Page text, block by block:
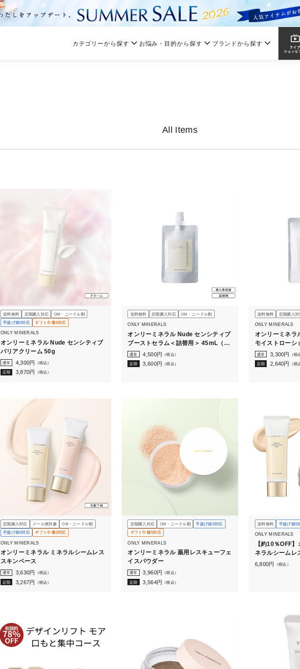
カテゴリーから探す お悩み・目的から探す ブランドから探す
All Items
送料無料 定期購入対応
OM・ニードル割
手提げ袋S対応
ギフト巾着S対応
ONLY MINERALS
オンリーミネラル Nude センシティブ
バリアクリーム 50g
通常 4,300円
（税込）
定期
3,870円 （税込）
送料無料 定期購入対応 OM・ニードル割
ONLY MINERALS
オンリーミネラル Nude センシティブ
ブーストセラム＜詰替用＞ 45mL（ボ
トルなし）
通常 4,500円 （税込）
定期
3,600円 （税込）
送料無料 定期購入対
ONLY MINERALS
オンリーミネラ
モイストローシ
140mL（ボトル
通常 3,300円
（税
定期
2,640円 （税
定期購入対応 メール便対象
OM・ニードル割
手提げ袋S対応
ギフト巾着S対応
ONLY MINERALS
オンリーミネラル ミネラルシームレス
スキンベース
通常 3,630円
（税込）
定期
3,267円 （税込）
定期購入対応 OM・ニードル割
手提げ袋S対応
ギフト巾着S対応
ONLY MINERALS
オンリーミネラル 薬用レスキューフェ
イスパウダー
通常 3,960円
（税込）
定期
3,564円 （税込）
送料無料 手提げ袋S
ONLY MINERALS
【約10％OFF
ネラルシームレ
レスキューフェ
6,800円 （税込）